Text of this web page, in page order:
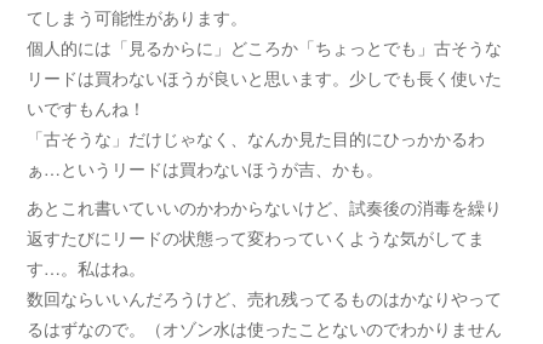
てしまう可能性があります。
個人的には「見るからに」どころか「ちょっとでも」古そうな
リードは買わないほうが良いと思います。少しでも長く使いた
いですもんね！
「古そうな」だけじゃなく、なんか見た目的にひっかかるわ
ぁ…というリードは買わないほうが吉、かも。
あとこれ書いていいのかわからないけど、試奏後の消毒を繰り
返すたびにリードの状態って変わっていくような気がしてま
す…。私はね。
数回ならいいんだろうけど、売れ残ってるものはかなりやって
るはずなので。（オゾン水は使ったことないのでわかりません